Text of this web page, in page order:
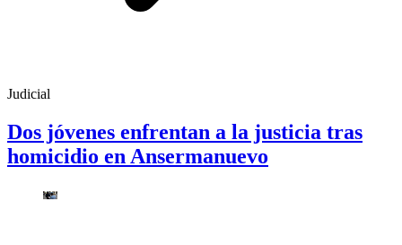
Judicial
Dos jóvenes enfrentan a la justicia tras
homicidio en Ansermanuevo